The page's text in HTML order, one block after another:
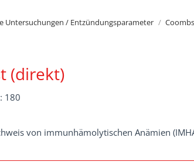
Untersuchungen / Entzündungsparameter
(direkt)
180
von immunhämolytischen Anämien